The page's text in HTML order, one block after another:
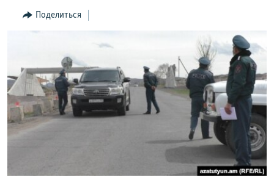
КУЛЬТУРА
Հայերեն
English
Русский
Поделиться